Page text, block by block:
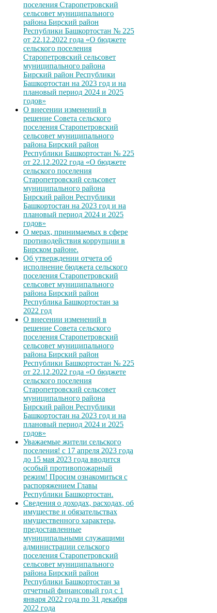
поселения Старопетровский
сельсовет муниципального
района Бирский район
Республики Башкортостан № 225
от 22.12.2022 года «О бюджете
сельского поселения
Старопетровский сельсовет
муниципального района
Бирский район Республики
Башкортостан на 2023 год и на
плановый период 2024 и 2025
годов»
О внесении изменений в
решение Совета сельского
поселения Старопетровский
сельсовет муниципального
района Бирский район
Республики Башкортостан № 225
от 22.12.2022 года «О бюджете
сельского поселения
Старопетровский сельсовет
муниципального района
Бирский район Республики
Башкортостан на 2023 год и на
плановый период 2024 и 2025
годов»
О мерах, принимаемых в сфере
противодействия коррупции в
Бирском районе.
Об утверждении отчета об
исполнение бюджета сельского
поселения Старопетровский
сельсовет муниципального
района Бирский район
Республика Башкортостан за
2022 год
О внесении изменений в
решение Совета сельского
поселения Старопетровский
сельсовет муниципального
района Бирский район
Республики Башкортостан № 225
от 22.12.2022 года «О бюджете
сельского поселения
Старопетровский сельсовет
муниципального района
Бирский район Республики
Башкортостан на 2023 год и на
плановый период 2024 и 2025
годов»
Уважаемые жители сельского
поселения! с 17 апреля 2023 года
до 15 мая 2023 года вводится
особый противопожарный
режим! Просим ознакомиться с
распоряжением Главы
Республики Башкортостан.
Сведения о доходах, расходах, об
имуществе и обязательствах
имущественного характера,
предоставленные
муниципальными служащими
администрации сельского
поселения Старопетровский
сельсовет муниципального
района Бирский район
Республики Башкортостан за
отчетный финансовый год с 1
января 2022 года по 31 декабря
2022 года